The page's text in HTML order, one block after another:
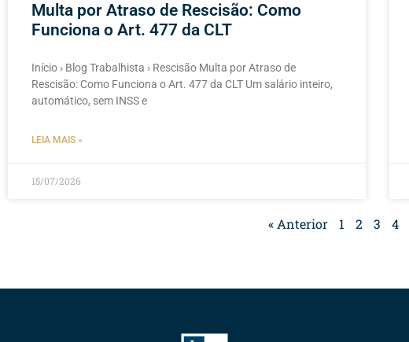
Multa por Atraso de Rescisão: Como
Funciona o Art. 477 da CLT
Início › Blog Trabalhista › Rescisão Multa por Atraso de
Rescisão: Como Funciona o Art. 477 da CLT Um salário inteiro,
automático, sem INSS e
LEIA MAIS »
15/07/2026
« Anterior 1 2 3 4